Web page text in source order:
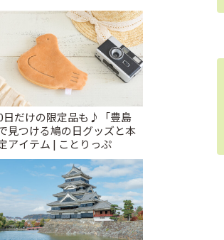
日だけの限定品も♪「豊島
見つける鳩の日グッズと本
アイテム | ことりっぷ